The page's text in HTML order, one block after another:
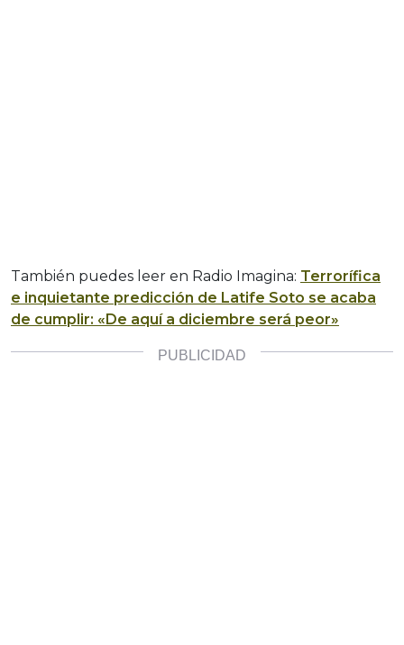
También puedes leer en Radio Imagina: Terrorífica
e inquietante predicción de Latife Soto se acaba
de cumplir: «De aquí a diciembre será peor»